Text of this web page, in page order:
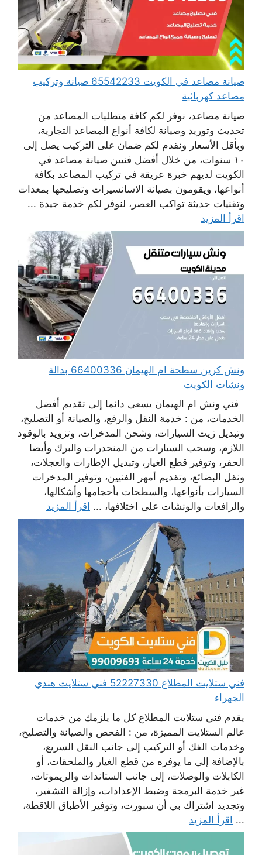
صيانة مصاعد في الكويت 65542233 صيانة وتركيب
مصاعد كهربائية
صيانة مصاعد، نوفر لكم كافة متطلبات المصاعد من
تحديث وتوريد وصيانة لكافة أنواع المصاعد التجارية،
وبأقل الأسعار ونقدم لكم ضمان على التركيب يصل إلى
١٠ سنوات، من خلال أفضل فنيين صيانة مصاعد في
الكويت لديهم خبرة عريقة في تركيب المصاعد بكافة
أنواعها، ويقومون بصيانة الاسانسيرات وتصليحها بمعدات
وتقنيات حديثة تواكب العصر، لنوفر لكم خدمة جيدة ...
اقرأ المزيد
ونش كرين سطحة ام الهيمان 66400336 بدالة
ونشات الكويت
فني ونش ام الهيمان يسعى دائما إلى تقديم أفضل
الخدمات، من : خدمة النقل والرفع، والصيانة أو التصليح،
وتبديل زيت السيارات، وشحن المدخرات، وتزويد بالوقود
اللازم، وسحب السيارات من المنحدرات والبرك وأيضا
الحفر، وتوفير قطع الغيار، وتبديل الإطارات والعجلات،
ونقل البضائع، وتقديم أمهر الفنيين، وتوفير المدخرات
السيارات بأنواعها، والسطحات بأحجامها وأشكالها،
والرافعات والونشات على اختلافها، ... اقرأ المزيد
فني ستلايت المطلاع 52227330 فني ستلايت هندي
الجهراء
يقدم فني ستلايت المطلاع كل ما يلزمك من خدمات
عالم الستلايت المميزة، من : الفحص والصيانة والتصليح،
وخدمات الفك أو التركيب إلى جانب النقل السريع،
بالإضافة إلى ما يوفره من قطع الغيار والملحقات، أو
الكابلات والوصلات، إلى جانب الستاندات والريموتات،
غير خدمة البرمجة وضبط الإعدادات، وإزالة التشفير،
وتجديد اشتراك بي أن سبورت، وتوفير الأطباق اللاقطة،
... اقرأ المزيد